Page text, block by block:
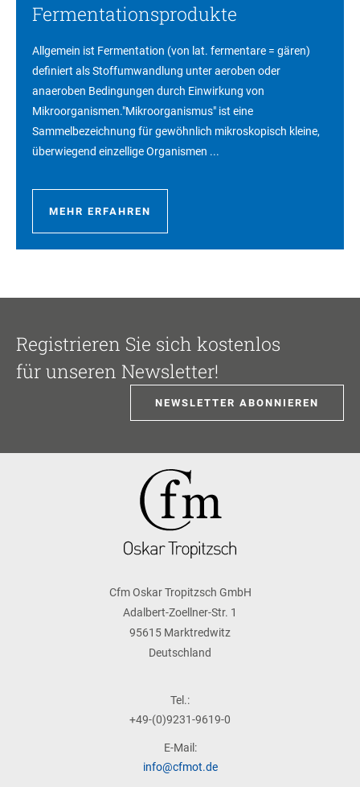
Fermentationsprodukte
Allgemein ist Fermentation (von lat. fermentare = gären)
definiert als Stoffumwandlung unter aeroben oder
anaeroben Bedingungen durch Einwirkung von
Mikroorganismen."Mikroorganismus" ist eine
Sammelbezeichnung für gewöhnlich mikroskopisch kleine,
überwiegend einzellige Organismen ...
MEHR ERFAHREN
Registrieren Sie sich kostenlos
für unseren Newsletter!
NEWSLETTER ABONNIEREN
Cfm Oskar Tropitzsch GmbH
Adalbert-Zoellner-Str. 1
95615 Marktredwitz
Deutschland
Tel.:
+49-(0)9231-9619-0
E-Mail:
info@cfmot.de